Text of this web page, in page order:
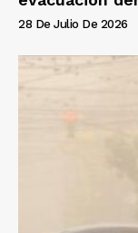
28 De Julio De 2026